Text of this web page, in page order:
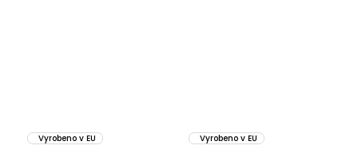
Vyrobeno v EU Vyrobeno v EU